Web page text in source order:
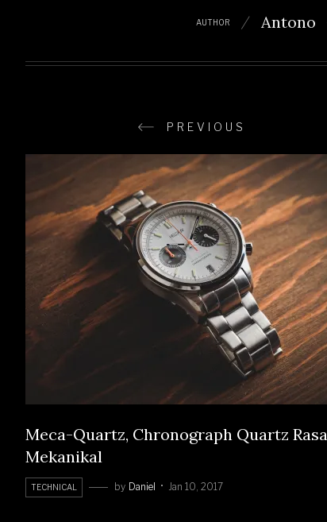
AUTHOR Antono
PREVIOUS
Meca-Quartz, Chronograph Quartz Rasa
Mekanikal
TECHNICAL by Daniel Jan 10, 2017